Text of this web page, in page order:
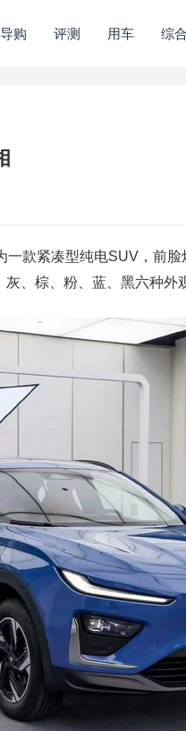
导购 评测 用车 综合
款紧凑型纯电SUV，前
、棕、粉、蓝、黑六种外